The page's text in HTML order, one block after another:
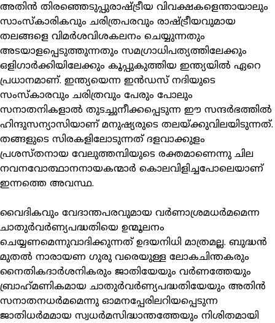
അതിന്‍ തിരഞ്ഞെടുപ്പുരാഷ്ട്രീയ വിവക്ഷകളെന്തായാലും
സാംസ്‌കാരികവും ചരിത്രപരവും രാഷ്ട്രീയവുമായ
തലങ്ങളെ വിമര്‍ശവിശകലനം ചെയ്യുന്നതും
അടയാളപ്പെടുത്തുന്നതും സമഗ്രാധിപത്യത്തിലേക്കും
ഒളിഗാര്‍ക്കിയിലേക്കും കൂപ്പുകുത്തിയ ഇന്ത്യയില്‍ ഏറെ
പ്രധാനമാണ്. ഇന്ത്യയെന്ന ഇന്‍ഡസ് നദിയുടെ
സംസ്‌കാരവും ചരിത്രവും പേരും പോലും
സനാതനികളാല്‍ തുടച്ചുനീക്കപ്പെടുന്ന ഈ സന്ദര്‍ഭത്തില്‍
ഹിന്ദുസന്യാസിയാണ് മനുഷ്യരുടെ തലയ്ക്കുവിലയിടുന്നത്.
തങ്ങളുടെ സിരകളിലോടുന്നത് ദളവാക്കുളം
പ്രശസ്തനായ വേലുത്തമ്പിയുടെ രക്തമാണെന്നു ചില
നവനവോത്ഥാനനായകന്മാര്‍ കൊലവിളിച്ചപോലെയാണ്
ഇന്നത്തെ അവസ്ഥ.
വൈദികവും വേദാന്തപരവുമായ വര്‍ണാശ്രമധര്‍മമെന്ന
ചാതുര്‍വര്‍ണ്യപദ്ധതിയെ ഉന്മൂലനം
ചെയ്യണമെന്നുവാദിക്കുന്നത് ഉദയനിധി മാത്രമല്ല. ബുദ്ധന്‍
മുതല്‍ നാരായണ ഗുരു വരെയുള്ള ലോകചിന്തകരും
നൈതികദാര്‍ശനികരും ജാതിയേയും വര്‍ണത്തേയും
ബ്രാഹ്‌മണികമായ ചാതുര്‍വര്‍ണ്യപദ്ധതിയേയും അതിന്‍
സനാതനധര്‍മമെന്നു ഓമനപ്പേരിലറിയപ്പെടുന്ന
ജാതിധര്‍മമായ സ്വധര്‍മസിദ്ധാന്തത്തേയും നിശിതമായി